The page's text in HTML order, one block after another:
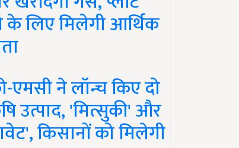
लिए मिलेगी आर्थिक
ने लॉन्च किए दो
उत्पाद, 'मित्सुकी' और
किसानों को मिलेगी